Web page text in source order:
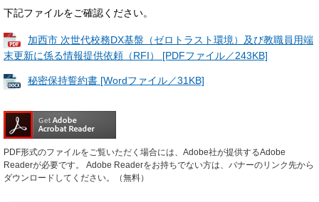
下記ファイルをご確認ください。
加西市 次世代校務DX基盤（ゼロトラスト環境）及び教職員用端
末更新に係る情報提供依頼（RFI） [PDFファイル／243KB]
秘密保持誓約書 [Wordファイル／31KB]
PDF形式のファイルをご覧いただく場合には、Adobe社が提供するAdobe
Readerが必要です。
Adobe Readerをお持ちでない方は、バナーのリンク先から
ダウンロードしてください。（無料）